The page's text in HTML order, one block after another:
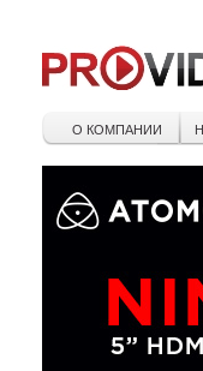
О КОМПАНИИ